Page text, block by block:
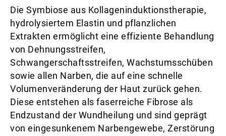
Die Symbiose aus Kollageninduktionstherapie,
hydrolysiertem Elastin und pflanzlichen
Extrakten ermöglicht eine effiziente Behandlung
von Dehnungsstreifen,
Schwangerschaftsstreifen, Wachstumsschüben
sowie allen Narben, die auf eine schnelle
Volumenveränderung der Haut zurück gehen.
Diese entstehen als faserreiche Fibrose als
Endzustand der Wundheilung und sind geprägt
von eingesunkenem Narbengewebe, Zerstörung